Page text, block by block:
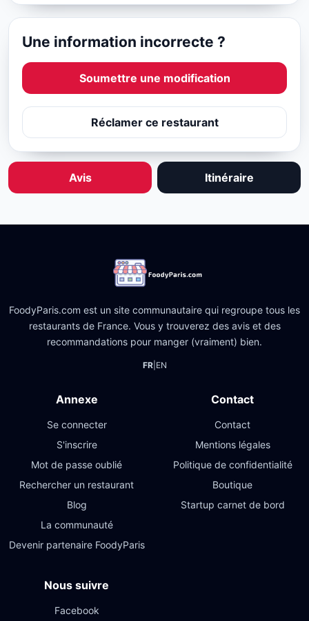
Une information incorrecte ?
Soumettre une modification
Réclamer ce restaurant
Avis Itinéraire
FoodyParis.com est un site communautaire qui regroupe tous les
restaurants de France. Vous y trouverez des avis et des
recommandations pour manger (vraiment) bien.
FR| EN
Annexe
Se connecter
S'inscrire
Mot de passe oublié
Rechercher un restaurant
Blog
La communauté
Devenir partenaire FoodyParis
Contact
Contact
Mentions légales
Politique de confidentialité
Boutique
Startup carnet de bord
Nous suivre
Facebook